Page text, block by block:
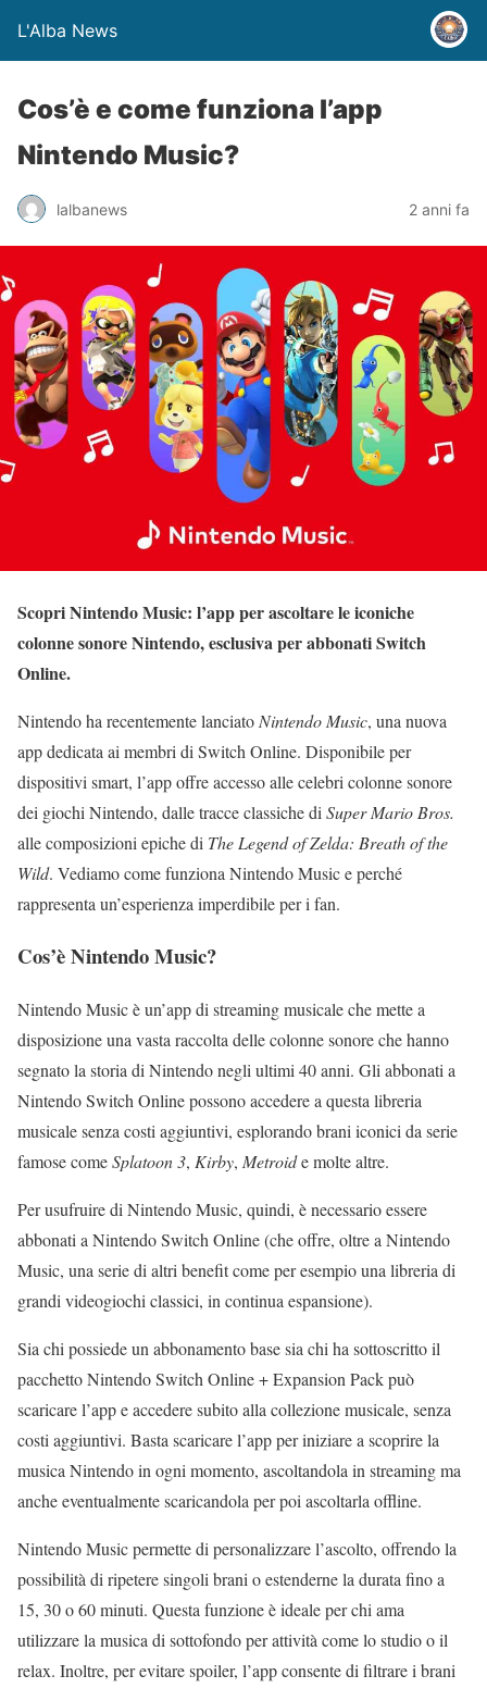
L'Alba News
Cos’è e come funziona l’app
Nintendo Music?
lalbanews 2 anni fa
Scopri Nintendo Music: l’app per ascoltare le iconiche
colonne sonore Nintendo, esclusiva per abbonati Switch
Online.
Nintendo ha recentemente lanciato Nintendo Music, una nuova
app dedicata ai membri di Switch Online. Disponibile per
dispositivi smart, l’app offre accesso alle celebri colonne sonore
dei giochi Nintendo, dalle tracce classiche di Super Mario Bros.
alle composizioni epiche di The Legend of Zelda: Breath of the
Wild. Vediamo come funziona Nintendo Music e perché
rappresenta un’esperienza imperdibile per i fan.
Cos’è Nintendo Music?
Nintendo Music è un’app di streaming musicale che mette a
disposizione una vasta raccolta delle colonne sonore che hanno
segnato la storia di Nintendo negli ultimi 40 anni. Gli abbonati a
Nintendo Switch Online possono accedere a questa libreria
musicale senza costi aggiuntivi, esplorando brani iconici da serie
famose comeSplatoon 3, Kirby, Metroide molte altre.
Per usufruire di Nintendo Music, quindi, è necessario essere
abbonati a Nintendo Switch Online (che offre, oltre a Nintendo
Music, una serie di altri benefit come per esempio una libreria di
grandi videogiochi classici, in continua espansione).
Sia chi possiede un abbonamento base sia chi ha sottoscritto il
pacchetto Nintendo Switch Online + Expansion Pack può
scaricare l’app e accedere subito alla collezione musicale, senza
costi aggiuntivi. Basta scaricare l’app per iniziare a scoprire la
musica Nintendo in ogni momento, ascoltandola in streaming ma
anche eventualmente scaricandola per poi ascoltarla offline.
Nintendo Music permette di personalizzare l’ascolto, offrendo la
possibilità di ripetere singoli brani o estenderne la durata fino a
15, 30 o 60 minuti. Questa funzione è ideale per chi ama
utilizzare la musica di sottofondo per attività come lo studio o il
relax. Inoltre, per evitare spoiler, l’app consente di filtrare i brani